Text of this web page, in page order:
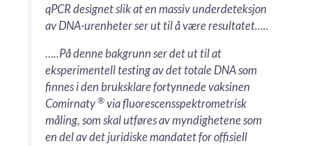
qPCR designet slik at en massiv underdeteksjon
av DNA-urenheter ser ut til å være resultatet…..
…..På denne bakgrunn ser det ut til at
eksperimentell testing av det totale DNA som
finnes i den bruksklare fortynnede vaksinen
Comirnaty ®via fluorescensspektrometrisk
måling, som skal utføres av myndighetene som
en del av det juridiske mandatet for offisiell